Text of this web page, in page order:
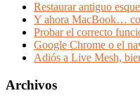
Restaurar antiguo
Y ahora MacBook…
Probar el correcto
Google Chrome o el
Adiós a Live Mesh,
Archivos